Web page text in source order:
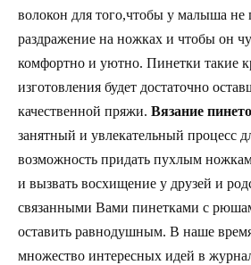
волокон для того,чтобы у малыша не
раздражение на ножках и чтобы он
комфортно и уютно. Пинетки такие
изготовления будет достаточно
качественной пряжи. Вязание
занятный и увлекательный процесс
возможность придать пухлым
и вызвать восхищение у друзей и
связанными Вами пинетками с
оставить равнодушным. В наше
множество интересных идей в